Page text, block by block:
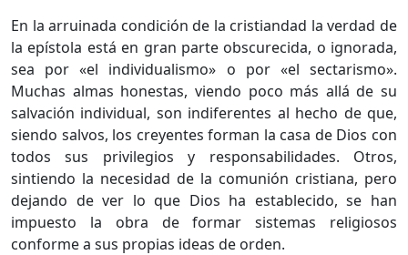
En la arruinada condición de la cristiandad la verdad de
la epístola está en gran parte obscurecida, o ignorada,
sea por «el individualismo» o por «el sectarismo».
Muchas almas honestas, viendo poco más allá de su
salvación individual, son indiferentes al hecho de que,
siendo salvos, los creyentes forman la casa de Dios con
todos sus privilegios y responsabilidades. Otros,
sintiendo la necesidad de la comunión cristiana, pero
dejando de ver lo que Dios ha establecido, se han
impuesto la obra de formar sistemas religiosos
conforme a sus propias ideas de orden.